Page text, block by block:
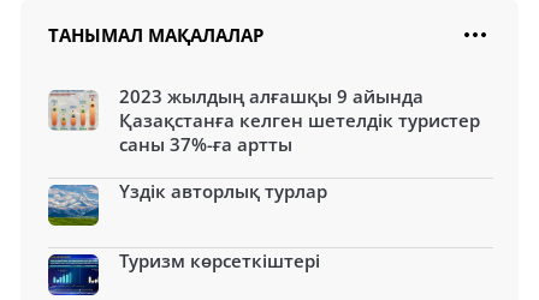
ТАНЫМАЛ МАҚАЛАЛАР
2023 жылдың алғашқы 9 айында
Қазақстанға келген шетелдік туристер
саны 37%-ға артты
Үздік авторлық турлар
Туризм көрсеткіштері